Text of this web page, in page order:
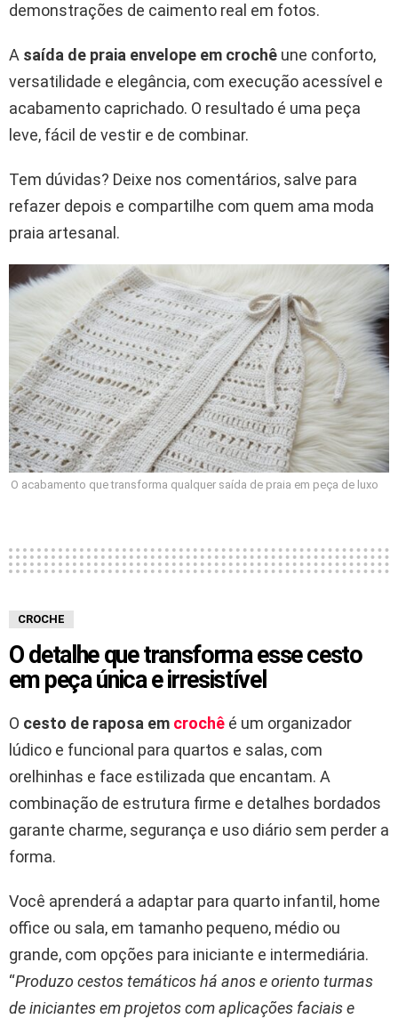
demonstrações de caimento real em fotos.
A saída de praia envelope em crochê une conforto,
versatilidade e elegância, com execução acessível e
acabamento caprichado. O resultado é uma peça
leve, fácil de vestir e de combinar.
Tem dúvidas? Deixe nos comentários, salve para
refazer depois e compartilhe com quem ama moda
praia artesanal.
O acabamento que transforma qualquer saída de praia em peça de luxo
CROCHE
O detalhe que transforma esse cesto
em peça única e irresistível
O cesto de raposa em crochê é um organizador
lúdico e funcional para quartos e salas, com
orelhinhas e face estilizada que encantam. A
combinação de estrutura firme e detalhes bordados
garante charme, segurança e uso diário sem perder a
forma.
Você aprenderá a adaptar para quarto infantil, home
office ou sala, em tamanho pequeno, médio ou
grande, com opções para iniciante e intermediária.
“Produzo cestos temáticos há anos e oriento turmas
de iniciantes em projetos com aplicações faciais e